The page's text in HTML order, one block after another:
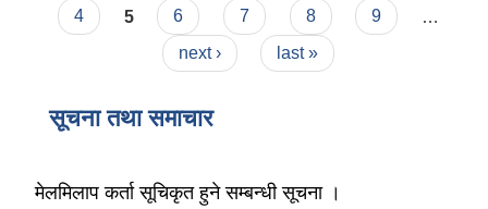
4
5 6 7 8 9
next ›
last »
सूचना तथा समाचार
मेलमिलाप कर्ता सूचिकृत हुने सम्बन्धी सूचना ।